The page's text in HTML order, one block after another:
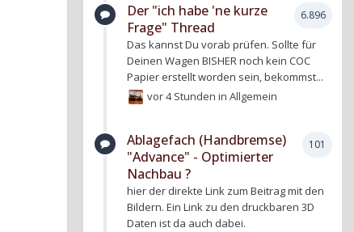
6.896
Der "ich habe 'ne kurze
Frage" Thread
Das kannst Du vorab prüfen. Sollte für
Deinen Wagen BISHER noch kein COC
Papier erstellt worden sein, bekommst...
vor 4 Stunden inAllgemein
101
Ablagefach (Handbremse)
"Advance" - Optimierter
Nachbau ?
hier der direkte Link zum Beitrag mit den
Bildern. Ein Link zu den druckbaren 3D
Daten ist da auch dabei.